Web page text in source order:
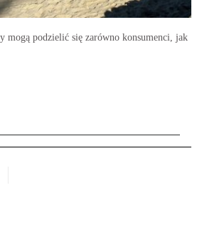
mogą podzielić się zarówno konsumenci, jak